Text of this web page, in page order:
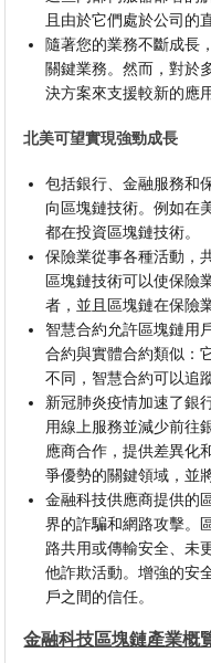
且由於它們處於公司的
隨著您的業務不斷成長
關鍵業務。然而，對於
決方案來支援較新的應
北美可望實現強勁成長
包括銀行、金融服務和
向區塊鏈技術。例如在
都在投資區塊鏈技術。
保險業從事各種活動，
區塊鏈技術可以使保險
者，並且區塊鏈在保險
智慧合約允許區塊鏈用
合約與實體合約類似：
不同，智慧合約可以追
新冠肺炎疫情加速了銀
用線上服務並減少前往
應商合作，提供差異化
爭優勢的關鍵領域，並
金融科技供應商提供的
界的詐騙和網路攻擊。
路共用或傳輸安全、未
他詐欺活動。增強的安
戶之間的信任。
金融科技區塊鏈產業概